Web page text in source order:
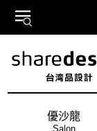
優沙龍
Salon